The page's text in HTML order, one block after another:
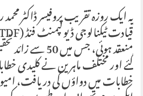
یہ ایک روزہ تقریب پروفیسر ڈاکٹر
منعقد ہوئی، جس میں
گئے اور مختلف ماہرین نے کلیدی
خطابات میں دواؤں کی دریافت،